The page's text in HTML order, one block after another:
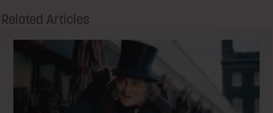
Related Articles